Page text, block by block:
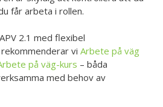
får arbeta i rollen.
2.1 med flexibel
vi Arbete på väg
på väg-kurs – båda
med behov av